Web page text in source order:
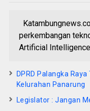
perkembangan
Artificial
DPRD Palangka
Kelurahan Panarung
Legislator : Jangan